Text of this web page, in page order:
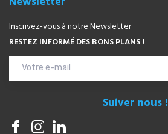
Inscrivez-vous à notre Newsletter
RESTEZ INFORMÉ DES BONS PLANS !
Suiver nous !